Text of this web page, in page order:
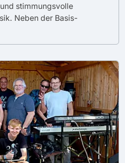
stimmungsvolle
Neben der Basis-